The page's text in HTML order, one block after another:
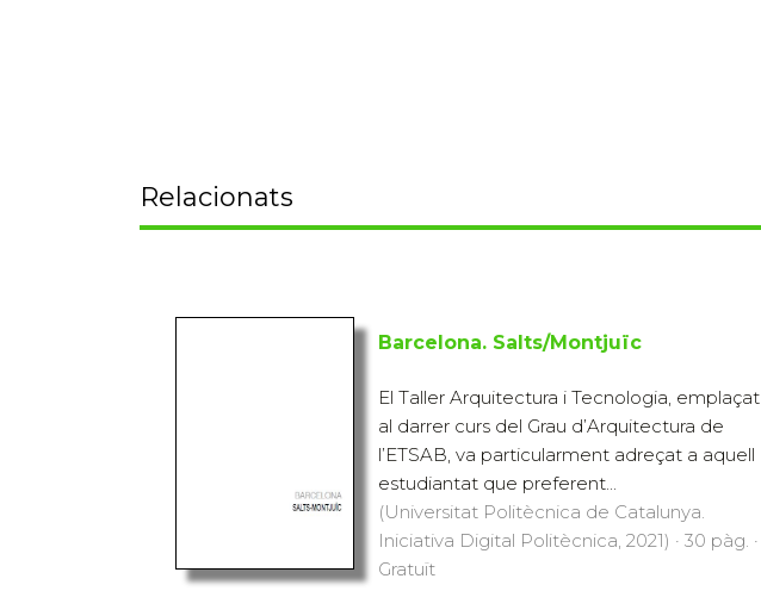
Relacionats
Barcelona. Salts/Montjuïc
El Taller Arquitectura i Tecnologia, emplaçat
al darrer curs del Grau d’Arquitectura de
l’ETSAB, va particularment adreçat a aquell
estudiantat que preferent...
(Universitat Politècnica de Catalunya.
Iniciativa Digital Politècnica, 2021) · 30 pàg. ·
Gratuït